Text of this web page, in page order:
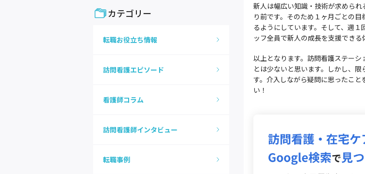
新人は幅広い知識・技術が求めら
り前です。そのため１ヶ月ごとの
るようにしています。そして、週
ッフ全員で新人の成長を支援できる
以上となります。訪問看護ステー
とは少ないと思います。しかし、
す。介入しながら疑問に思ったこ
い！
カテゴリー
転職お役立ち情報
訪問看護エピソード
看護師コラム
訪問看護師インタビュー
転職事例